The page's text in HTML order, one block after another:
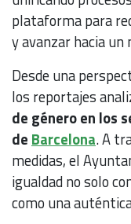
plataforma para
y avanzar hacia un
Desde una
los reportajes
de género en los
de Barcelona. A
medidas, el
igualdad no solo
como una